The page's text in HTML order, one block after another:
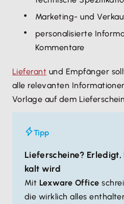
Marketing- und
personalisierte
Kommentare
Lieferant und Empfänger
alle relevanten
Vorlage auf dem
Tipp
Lieferscheine?
kalt wird
Mit Lexware Office
die wirklich alles